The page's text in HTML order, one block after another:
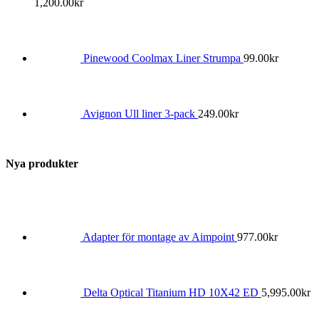
Pinewood Coolmax Liner Strumpa 99.00kr
Avignon Ull liner 3-pack 249.00kr
Nya produkter
Adapter för montage av Aimpoint 977.00kr
Delta Optical Titanium HD 10X42 ED 5,995.00kr